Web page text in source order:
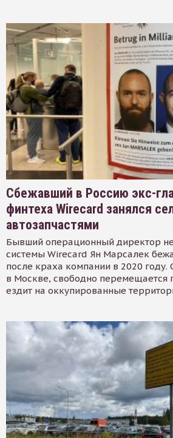
Сбежавший в Россию экс-
финтеха Wirecard занялся
автозапчастями
Бывший операционный директор
системы Wirecard Ян Марсалек
после краха компании в 2020 году.
в Москве, свободно перемещается
ездит на оккупированные